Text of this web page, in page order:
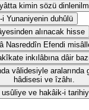
kimin sözü
i Yunaniyenin duhûlü
alınacak hisse
Nasreddîn Efendi
inkılâbına dâir
vâlidesiyle aralarında
hâdisesi ve îzâhı.
ve hakâik-i